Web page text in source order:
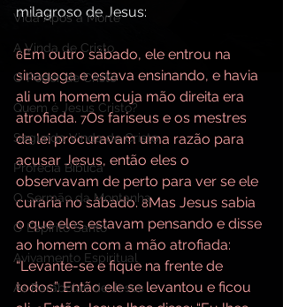
Vida Após a Morte
A Vinda de Cristo
O Poder de Cristo
Quem é Jesus Cristo?
Segunda Vinda de Cristo
Profecia Bíblica
O Sermão da Montanha
O Espírito Santo
Avivamento Espiritual
As Parábolas de Jesus
milagroso de Jesus:
6Em outro sábado, ele entrou na
sinagoga e estava ensinando, e havia
ali um homem cuja mão direita era
atrofiada. 7Os fariseus e os mestres
da lei procuravam uma razão para
acusar Jesus, então eles o
observavam de perto para ver se ele
curaria no sábado. 8Mas Jesus sabia
o que eles estavam pensando e disse
ao homem com a mão atrofiada:
“Levante-se e fique na frente de
todos”. Então ele se levantou e ficou